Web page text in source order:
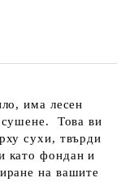
има лесен
сушене. Това ви
сухи, твърди
като фондан и
на вашите